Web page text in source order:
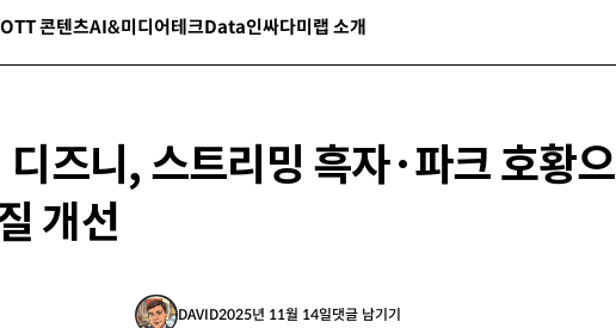
콘텐츠AI&미디어테크Data인싸다미랩 소개
즈니, 스트리밍 흑자·파크 호황으
개선
DAVID2025년 11월 14일댓글 남기기